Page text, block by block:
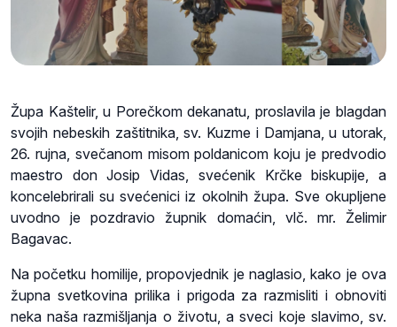
Župa Kaštelir, u Porečkom dekanatu, proslavila je blagdan
svojih nebeskih zaštitnika, sv. Kuzme i Damjana, u utorak,
26. rujna, svečanom misom poldanicom koju je predvodio
maestro don Josip Vidas, svećenik Krčke biskupije, a
koncelebrirali su svećenici iz okolnih župa. Sve okupljene
uvodno je pozdravio župnik domaćin, vlč. mr. Želimir
Bagavac.
Na početku homilije, propovjednik je naglasio, kako je ova
župna svetkovina prilika i prigoda za razmisliti i obnoviti
neka naša razmišljanja o životu, a sveci koje slavimo, sv.